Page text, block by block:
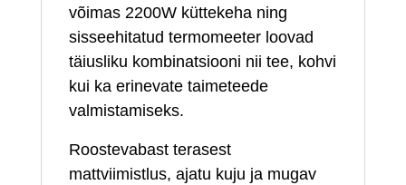
võimas 2200W küttekeha ning
sisseehitatud termomeeter loovad
täiusliku kombinatsiooni nii tee, kohvi
kui ka erinevate taimeteede
valmistamiseks.
Roostevabast terasest
mattviimistlus, ajatu kuju ja mugav